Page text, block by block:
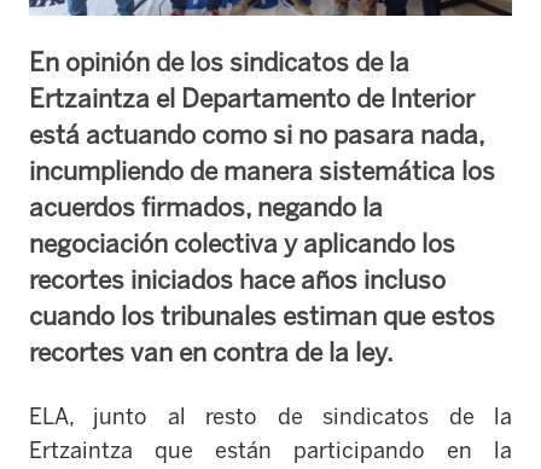
En opinión de los sindicatos de la
Ertzaintza el Departamento de Interior
está actuando como si no pasara nada,
incumpliendo de manera sistemática los
acuerdos firmados, negando la
negociación colectiva y aplicando los
recortes iniciados hace años incluso
cuando los tribunales estiman que estos
recortes van en contra de la ley.
ELA, junto al resto de sindicatos de la
Ertzaintza que están participando en la